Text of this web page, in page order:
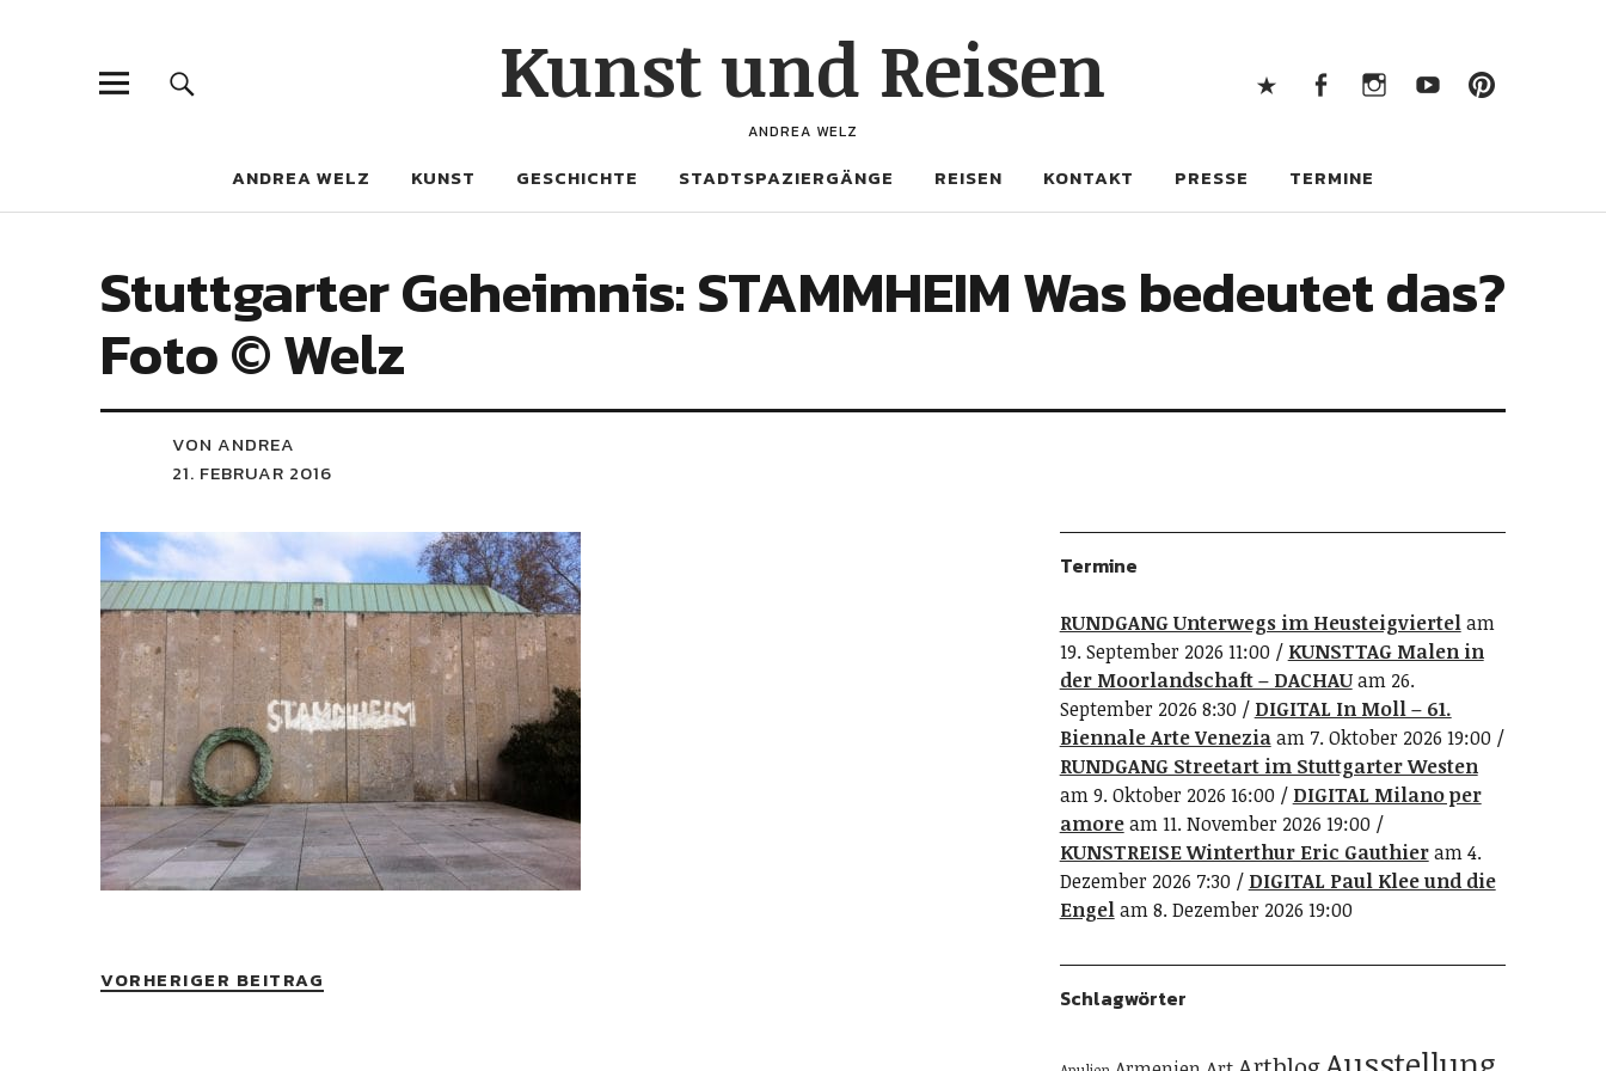
Kunst und Reisen
ANDREA WELZ
ANDREA WELZ KUNST GESCHICHTE STADTSPAZIERGÄNGE REISEN KONTAKT PRESSE TERMINE
Stuttgarter Geheimnis: STAMMHEIM Was bedeutet das?
Foto © Welz
VON ANDREA
21. FEBRUAR 2016
VORHERIGER BEITRAG
Termine
RUNDGANG Unterwegs im Heusteigviertelam
19. September 2026 11:00
KUNSTTAG Malen in
der Moorlandschaft – DACHAUam 26.
September 2026 8:30
DIGITAL In Moll – 61.
Biennale Arte Veneziaam 7. Oktober 2026 19:00
RUNDGANG Streetart im Stuttgarter Westen
am 9. Oktober 2026 16:00
DIGITAL Milano per
amoream 11. November 2026 19:00
KUNSTREISE Winterthur Eric Gauthieram 4.
Dezember 2026 7:30
DIGITAL Paul Klee und die
Engelam 8. Dezember 2026 19:00
Schlagwörter